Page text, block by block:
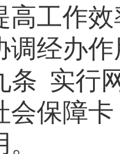
高工作
调经办
条 实行
会保障